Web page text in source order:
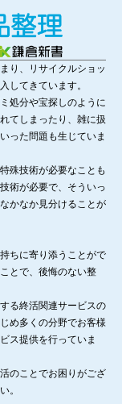
り、リサイクルショッ
してきています。
処分や宝探しのように
てしまったり、雑に扱
った問題も生じていま
殊技術が必要なことも
術が必要で、そういっ
かなか見分けることが
ちに寄り添うことがで
とで、後悔のない整
る終活関連サービスの
め多くの分野でお客様
ス提供を行っていま
のことでお困りがござ
。